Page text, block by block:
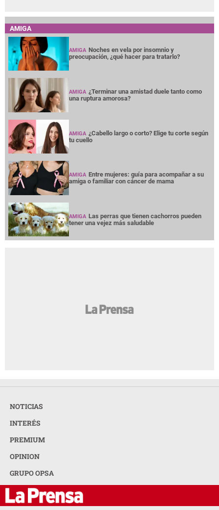
AMIGA
AMIGA Noches en vela por insomnio y
preocupación, ¿qué hacer para tratarlo?
AMIGA ¿Terminar una amistad duele tanto como
una ruptura amorosa?
AMIGA ¿Cabello largo o corto? Elige tu corte según
tu cuello
AMIGA Entre mujeres: guía para acompañar a su
amiga o familiar con cáncer de mama
AMIGA Las perras que tienen cachorros pueden
tener una vejez más saludable
NOTICIAS
INTERÉS
PREMIUM
OPINION
GRUPO OPSA